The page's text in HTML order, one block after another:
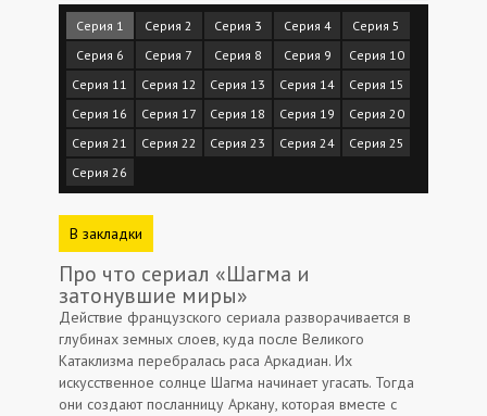
Серия 1 Серия 2 Серия 3 Серия 4
Серия 5
Серия 6
Серия 7 Серия 8 Серия 9
Серия 10
Серия 11
Серия 12 Серия 13 Серия 14
Серия 15
Серия 16
Серия 17 Серия 18 Серия 19
Серия 20
Серия 21
Серия 22 Серия 23 Серия 24
Серия 25
Серия 26
В закладки
Про что сериал «Шагма и
затонувшие миры»
Действие французского сериала разворачивается в
глубинах земных слоев, куда после Великого
Катаклизма перебралась раса Аркадиан. Их
искусственное солнце Шагма начинает угасать. Тогда
они создают посланницу Аркану, которая вместе с